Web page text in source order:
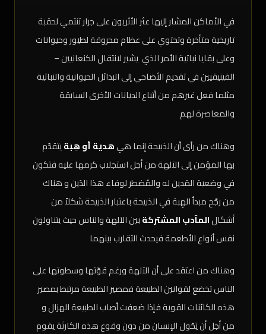
في الأماكن المشار إليها عثر الأثريون على جرار تنتمي لحقبة
تاريخية متأخرة وتحتوي على عظام محروقة لطيور وحيوانات
وعلى بقايا نباتية الأمر الذي يشير لانتقال الكنعانيين –
الفينيقيين في تقديم الأضاحي إلى البدائل الحيوانية والنباتية
مثلما فعل غيرهم من أتباع الديانات الأخرى السابقة
والمعاصرة لهم
وهناك من رأى أن الذبيحة إنما هيهدية أو هِبةيتقدّم
بها المؤمن إلى الآلهة من أجل استجلاب كرمها عليه فتكون
في وضعية المَدين له والمُضطر لوفاء هذا الدَين و هناك
من رجّح مبدأ الهِبة في الذبيحة باعتبار الذبيحة شكلاً من
أشكالالمآدب المشتركةبين الآلهة والناس حيث يتناولون
نفس أنواع الأطعمة فيحدث التقارب بينهما
وهناك من اعتقد على أن الآلهة ورغم قوّتها وسطوتها على
الناس تخضع لقوانين الطبيعة فمصير الطبيعة مرتبط بمصير
هذه الكائنات القوية فإذا ضعفت أصاب الطبيعة الهزال و
من أجل أن يَحُول الإنسان من دون وقوع هذه الكارثة يقوم